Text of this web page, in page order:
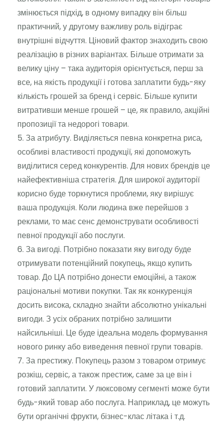
змінюється підхід, в одному випадку він більш
практичний, у другому важливу роль відіграє
внутрішні відчуття. Ціновий фактор знаходить свою
реалізацію в різних варіантах. Більше отримати за
велику ціну – така аудиторія орієнтується, перш за
все, на якість продукції і готова заплатити будь-яку
кількість грошей за бренд і сервіс. Більше купити
витративши менше грошей – це, як правило, акційні
пропозиції та недорогі товари.
За атрибуту. Виділяється певна конкретна риса,
особливі властивості продукції, які допоможуть
виділитися серед конкурентів. Для нових брендів це
найефективніша стратегія. Для широкої аудиторії
корисно буде торкнутися проблеми, яку вирішує
ваша продукція. Коли людина вже перейшов з
реклами, то має сенс демонструвати особливості
певної продукції або послуги.
За вигоді. Потрібно показати яку вигоду буде
отримувати потенційний покупець, якщо купить
товар. До ЦА потрібно донести емоційні, а також
раціональні мотиви покупки. Так як конкуренція
досить висока, складно знайти абсолютно унікальні
вигоди. З усіх обраних потрібно залишити
найсильніші. Це буде ідеальна модель формування
нового ринку або виведення певної групи товарів.
За престижу. Покупець разом з товаром отримує
розкіш, сервіс, а також престиж, саме за це він і
готовий заплатити. У люксовому сегменті може бути
будь-який товар або послуга. Наприклад, це можуть
бути органічні фрукти, бізнес-клас літака і т.д.